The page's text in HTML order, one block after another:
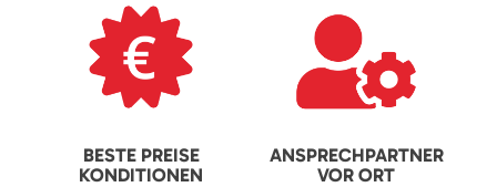
BESTE PREISE
KONDITIONEN
ANSPRECHPARTNER
VOR ORT